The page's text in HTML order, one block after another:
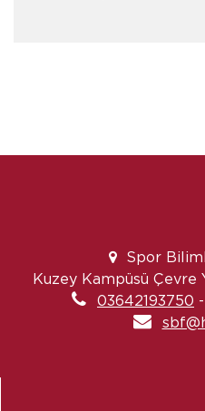
Spor
Kuzey Kampüsü Çevre
03642193750 -